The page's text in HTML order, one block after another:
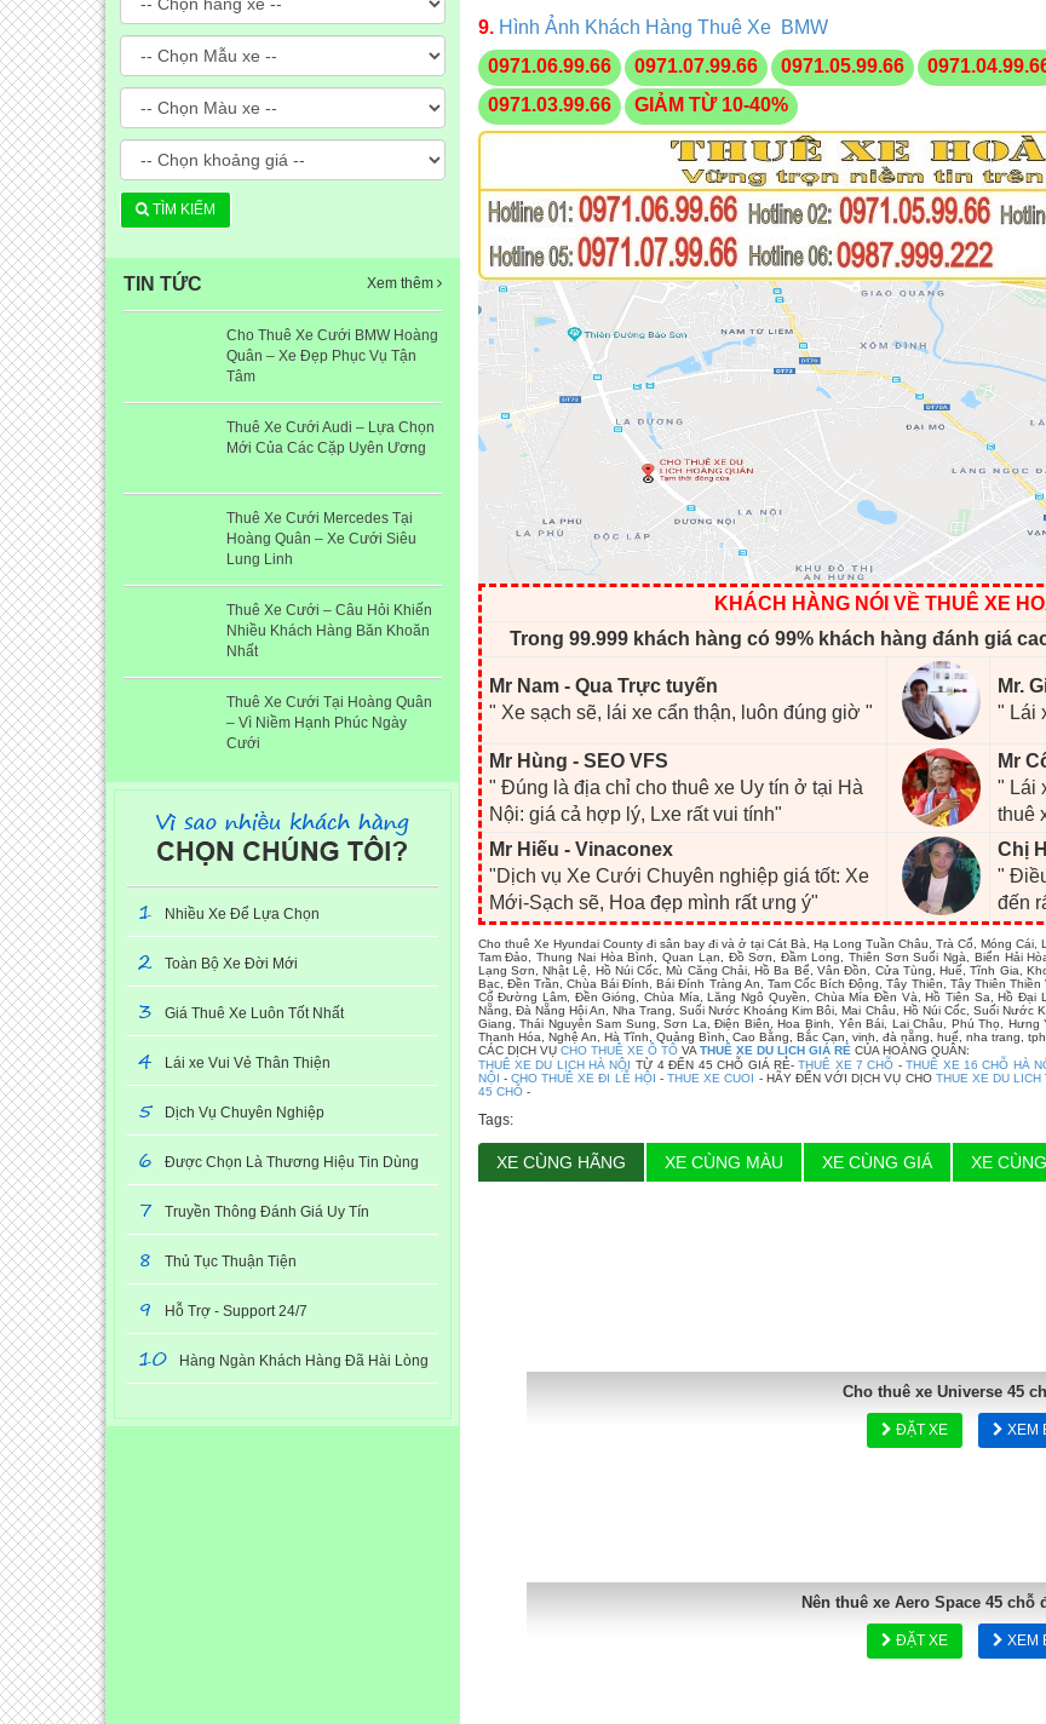
TÌM KIẾM
TIN TỨC Xem thêm
Cho Thuê Xe Cưới BMW Hoàng
Quân – Xe Đẹp Phục Vụ Tận
Tâm
Thuê Xe Cưới Audi – Lựa Chọn
Mới Của Các Cặp Uyên Ương
Thuê Xe Cưới Mercedes Tại
Hoàng Quân – Xe Cưới Siêu
Lung Linh
Thuê Xe Cưới – Câu Hỏi Khiến
Nhiều Khách Hàng Băn Khoăn
Nhất
Thuê Xe Cưới Tại Hoàng Quân
– Vì Niềm Hạnh Phúc Ngày
Cưới
1 Nhiều Xe Để Lựa Chọn
2 Toàn Bộ Xe Đời Mới
3 Giá Thuê Xe Luôn Tốt Nhất
4 Lái xe Vui Vẻ Thân Thiện
5 Dịch Vụ Chuyên Nghiệp
6 Được Chọn Là Thương Hiệu Tin Dùng
7 Truyền Thông Đánh Giá Uy Tín
8 Thủ Tục Thuận Tiện
9 Hỗ Trợ - Support 24/7
10 Hàng Ngàn Khách Hàng Đã Hài Lòng
9.Hình Ảnh Khách Hàng Thuê Xe BMW
0971.06.99.66
0971.07.99.66 0971.05.99.66
0971.03.99.66
GIẢM TỪ 10-40%
KHÁCH HÀNG NÓI VỀ THUÊ XE
Trong 99.999 khách hàng có 99% khách hàng đánh giá
Mr Nam - Qua Trực tuyến
" Xe sạch sẽ, lái xe cẩn thận, luôn đúng giờ "
Mr.
" Lái
Mr Hùng - SEO VFS
" Đúng là địa chỉ cho thuê xe Uy tín ở tại Hà
Nội: giá cả hợp lý, Lxe rất vui tính"
Mr
" Lái
thuê
Mr Hiếu - Vinaconex
"Dịch vụ Xe Cưới Chuyên nghiệp giá tốt: Xe
Mới-Sạch sẽ, Hoa đẹp mình rất ưng ý"
Chị
"
đến
Cho thuê Xe Hyundai County đi sân bay đi và ở tại Cát Bà, Hạ Long Tuần Châu, Trà Cổ, Móng
Tam Đảo, Thung Nai Hòa Bình, Quan Lạn, Đồ Sơn, Đầm Long, Thiên Sơn Suối Ngà, Biển Hải
Lạng Sơn, Nhật Lệ, Hồ Núi Cốc, Mù Căng Chải, Hồ Ba Bể, Vân Đồn, Cửa Tùng, Huế, Tĩnh Gia,
Bạc, Đền Trần, Chùa Bái Đính, Bái Đính Tràng An, Tam Cốc Bích Động, Tây Thiên, Tây Thiên
Cổ Đường Lâm, Đền Gióng, Chùa Mía, Lăng Ngô Quyền, Chùa Mía Đền Và, Hồ Tiên Sa, Hồ
Nẵng, Đà Nẵng Hội An, Nha Trang, Suối Nước Khoáng Kim Bôi, Mai Châu, Hồ Núi Cốc, Suối
Giang, Thái Nguyên Sam Sung, Sơn La, Điện Biên, Hoa Binh, Yên Bái, Lai Châu, Phú Thọ,
Thanh Hóa, Nghệ An, Hà Tĩnh, Quảng Bình, Cao Bằng, Bắc Cạn, vinh, đà nẵng, huế, nha trang,
CÁC DỊCH VỤ CHO THUÊ XE Ô TÔVA THUÊ XE DU LỊCH GIÁ RẺ CỦA HOÀNG QUÂN:
THUÊ XE DU LỊCH HÀ NỘI TỪ 4 ĐẾN 45 CHỖ GIÁ RẺ-THUÊ XE 7 CHỖ -THUÊ XE 16 CHỖ HÀ
NỘI - CHO THUÊ XE ĐI LỄ HỘI -THUE XE CUOI - HÃY ĐẾN VỚI DỊCH VỤ CHO THUE XE DU LICH
45 CHỖ-
Tags:
XE CÙNG HÃNG XE CÙNG MÀU XE CÙNG GIÁ XE
Cho thuê xe Universe 45
ĐẶT XE XEM
Nên thuê xe Aero Space 45 chỗ
ĐẶT XE XEM